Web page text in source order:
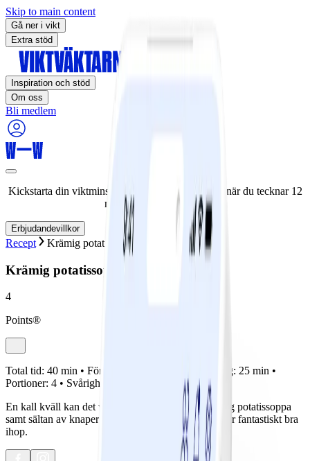
Skip to main content
Gå ner i vikt
Extra stöd
Inspiration och stöd
Om oss
Bli medlem
Kickstarta din viktminskningsresa nu! Spara 50% när du tecknar 12
månaders medlemskap.
Erbjudandevillkor
Recept Krämig potatissoppa och bacon
Krämig potatissoppa och bacon
4
Points®
Total tid: 40 min • Förberedelse: Tillagning: 25 min •
Portioner: 4 • Svårighetsgrad:
En kall kväll kan det vara gott med en härligt krämig potatissoppa
samt sältan av knaperstekt bacon, smaker som passar fantastiskt bra
ihop.